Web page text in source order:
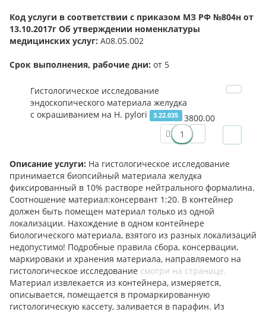
Код услуги в соответствии с приказом МЗ РФ №804н от
13.10.2017г Об утверждении номенклатуры
медицинских услуг: А08.05.002
Срок выполнения, рабочие дни: от 5
Гистологическое исследование
эндоскопического материала желудка
с окрашиванием на H. pylori
3.22.035 3800.00
Описание услуги: На гистологическое исследование
принимается биопсийный материала желудка
фиксированный в 10% растворе нейтрального формалина.
Соотношение материал:консервант 1:20. В контейнер
должен быть помещен материал только из одной
локализации. Нахождение в одном контейнере
биологического материала, взятого из разных локализаций
недопустимо! Подробные правила сбора, консервации,
маркироваки и хранения материала, направляемого на
гистологическое исследование смотри на странице.
Материал извлекается из контейнера, измеряется,
описывается, помещается в промаркированную
гистологическую кассету, заливается в парафин. Из